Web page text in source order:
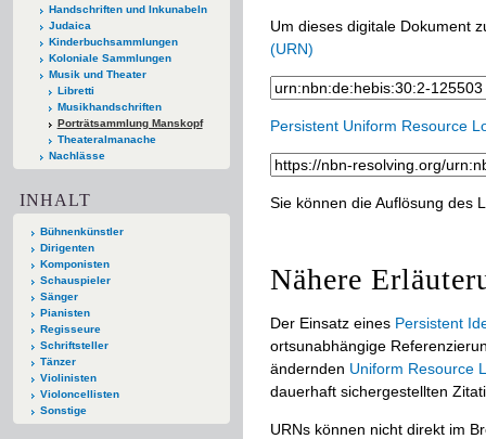
Handschriften und Inkunabeln
Judaica
Kinderbuchsammlungen
Koloniale Sammlungen
Musik und Theater
Libretti
Musikhandschriften
Porträtsammlung Manskopf
Theateralmanache
Nachlässe
INHALT
Bühnenkünstler
Dirigenten
Komponisten
Schauspieler
Sänger
Pianisten
Regisseure
Schriftsteller
Tänzer
Violinisten
Violoncellisten
Sonstige
Um dieses digitale Dokument
(URN)
Persistent Uniform Resource
Sie können die Auflösung des
Nähere
Der Einsatz eines Persistent
ortsunabhängige
ändernden Uniform Resource
dauerhaft sichergestellten
URNs können nicht direkt im